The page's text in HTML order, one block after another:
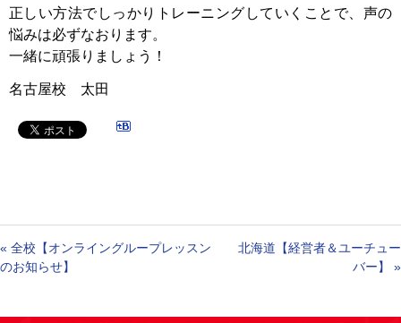
正しい方法でしっかりトレーニングしていくことで、声の
悩みは必ずなおります。
一緒に頑張りましょう！
名古屋校 太田
« 全校【オンライングループレッスン
のお知らせ】
北海道【経営者＆ユーチュー
バー】
»